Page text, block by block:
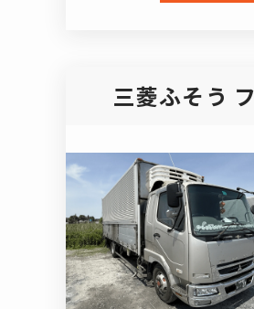
三菱ふそう